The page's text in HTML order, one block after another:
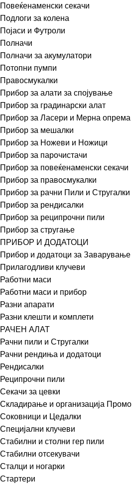
Повеќенаменски секачи
Подлоги за колена
Појаси и Футроли
Полначи
Полначи за акумулатори
Потопни пумпи
Правосмукалки
Прибор за алати за спојување
Прибор за градинарски алат
Прибор за Ласери и Мерна опрема
Прибор за мешалки
Прибор за Ножеви и Ножици
Прибор за парочистачи
Прибор за повеќенаменски секачи
Прибор за правосмукалки
Прибор за рачни Пили и Стругалки
Прибор за рендисалки
Прибор за реципрочни пили
Прибор за стругање
ПРИБОР И ДОДАТОЦИ
Прибор и додатоци за Заварување
Прилагодливи клучеви
Работни маси
Работни маси и прибор
Разни апарати
Разни клешти и комплети
РАЧЕН АЛАТ
Рачни пили и Стругалки
Рачни рендиња и додатоци
Рендисалки
Реципрочни пили
Секачи за цевки
Складирање и организација Промо
Соковници и Цедалки
Специјални клучеви
Стабилни и столни гер пили
Стабилни отсекувачи
Сталци и ногарки
Стартери